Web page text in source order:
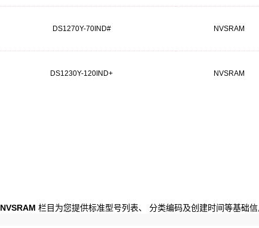
DS1270Y-70IND# NVSRAM
DS1230Y-120IND+ NVSRAM
NVSRAM 栏目为您提供标准型号列表、 分类编码及创建时间等基础